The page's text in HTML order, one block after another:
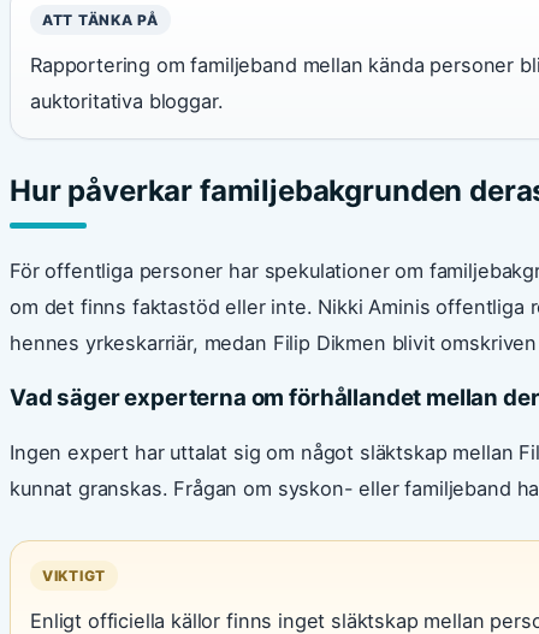
ATT TÄNKA PÅ
Rapportering om familjeband mellan kända personer
auktoritativa bloggar.
Hur påverkar familjebakgrunden
För offentliga personer har spekulationer om
om det finns faktastöd eller inte. Nikki Aminis offentliga
hennes yrkeskarriär, medan Filip Dikmen blivit
Vad säger experterna om förhållandet mellan
Ingen expert har uttalat sig om något släktskap mellan
kunnat granskas. Frågan om syskon- eller familjeband
VIKTIGT
Enligt officiella källor finns inget släktskap mellan